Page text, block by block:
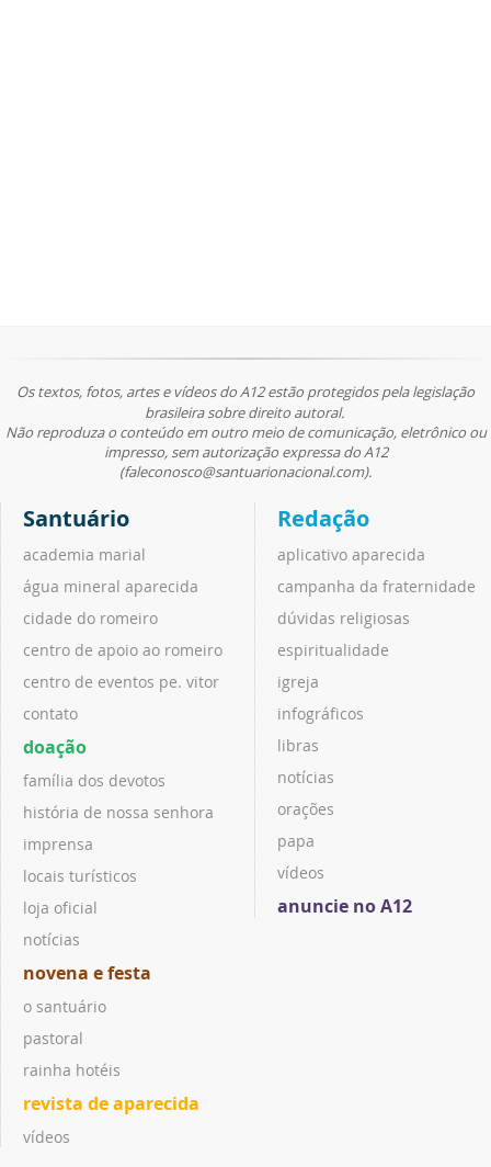
Os textos, fotos, artes e vídeos do A12 estão protegidos pela legislação
brasileira sobre direito autoral.
Não reproduza o conteúdo em outro meio de comunicação, eletrônico ou
impresso, sem autorização expressa do A12
(faleconosco@santuarionacional.com).
Santuário
academia marial
água mineral aparecida
cidade do romeiro
centro de apoio ao romeiro
centro de eventos pe. vitor
contato
doação
família dos devotos
história de nossa senhora
imprensa
locais turísticos
loja oficial
notícias
novena e festa
o santuário
pastoral
rainha hotéis
revista de aparecida
vídeos
Redação
aplicativo aparecida
campanha da fraternidade
dúvidas religiosas
espiritualidade
igreja
infográficos
libras
notícias
orações
papa
vídeos
anuncie no A12